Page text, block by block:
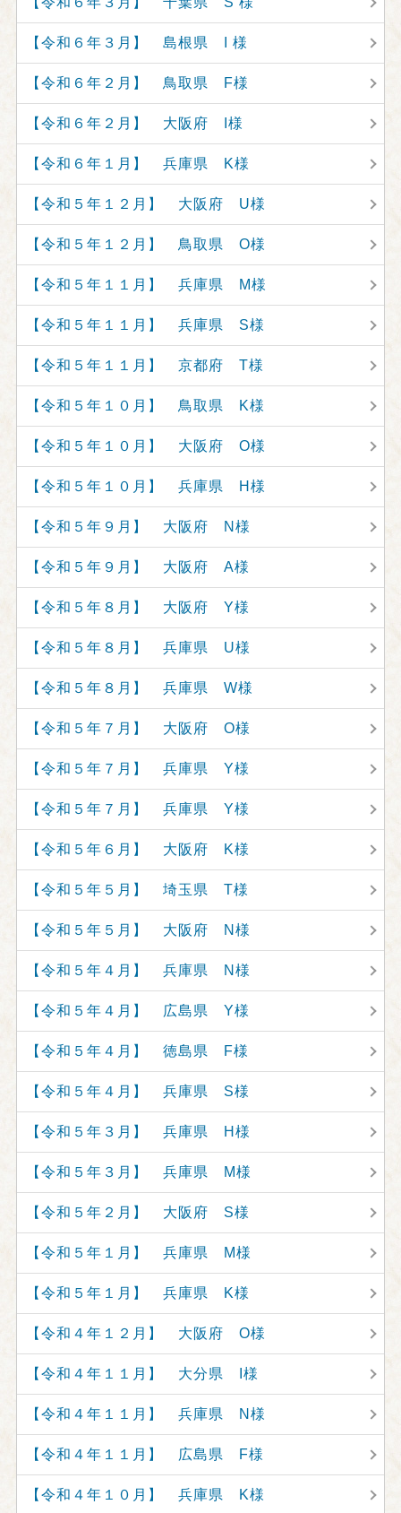
【令和６年３月】 島根県 I 様
【令和６年２月】 鳥取県 F様
【令和６年２月】 大阪府 I様
【令和６年１月】 兵庫県 K様
【令和５年１２月】 大阪府 U様
【令和５年１２月】 鳥取県 O様
【令和５年１１月】 兵庫県 M様
【令和５年１１月】 兵庫県 S様
【令和５年１１月】 京都府 T様
【令和５年１０月】 鳥取県 K様
【令和５年１０月】 大阪府 O様
【令和５年１０月】 兵庫県 H様
【令和５年９月】 大阪府 N様
【令和５年９月】 大阪府 A様
【令和５年８月】 大阪府 Y様
【令和５年８月】 兵庫県 U様
【令和５年８月】 兵庫県 W様
【令和５年７月】 大阪府 O様
【令和５年７月】 兵庫県 Y様
【令和５年７月】 兵庫県 Y様
【令和５年６月】 大阪府 K様
【令和５年５月】 埼玉県 T様
【令和５年５月】 大阪府 N様
【令和５年４月】 兵庫県 N様
【令和５年４月】 広島県 Y様
【令和５年４月】 徳島県 F様
【令和５年４月】 兵庫県 S様
【令和５年３月】 兵庫県 H様
【令和５年３月】 兵庫県 M様
【令和５年２月】 大阪府 S様
【令和５年１月】 兵庫県 M様
【令和５年１月】 兵庫県 K様
【令和４年１２月】 大阪府 O様
【令和４年１１月】 大分県 I様
【令和４年１１月】 兵庫県 N様
【令和４年１１月】 広島県 F様
【令和４年１０月】 兵庫県 K様